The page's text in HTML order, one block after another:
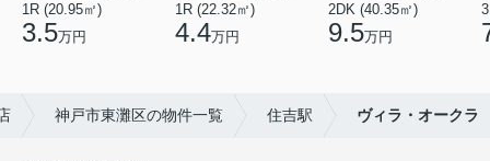
1R (20.95㎡)
3.5万円
1R (22.32㎡)
4.4万円
2DK (40.35㎡)
9.5万円
神戸市東灘区の物件一覧 住吉駅 ヴィラ・オークラ